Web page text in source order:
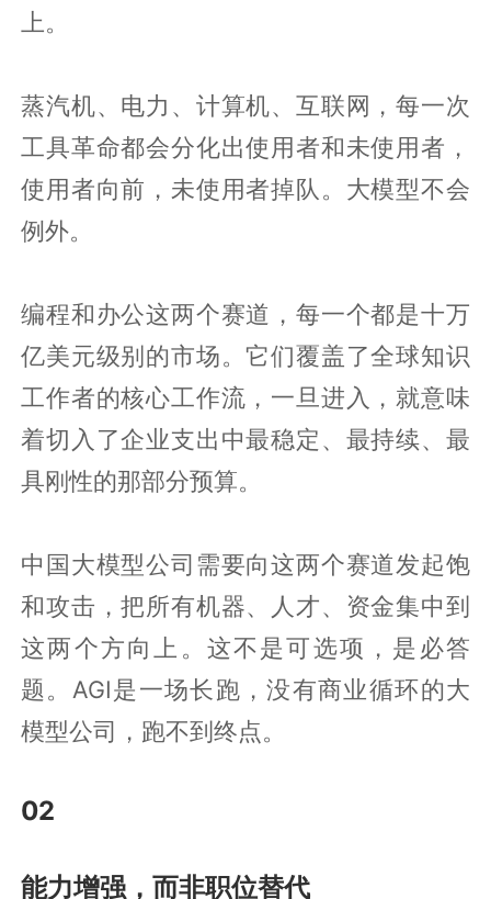
上。
蒸汽机、电力、计算机、互联网，每一次
工具革命都会分化出使用者和未使用者，
使用者向前，未使用者掉队。大模型不会
例外。
编程和办公这两个赛道，每一个都是十万
亿美元级别的市场。它们覆盖了全球知识
工作者的核心工作流，一旦进入，就意味
着切入了企业支出中最稳定、最持续、最
具刚性的那部分预算。
中国大模型公司需要向这两个赛道发起饱
和攻击，把所有机器、人才、资金集中到
这两个方向上。这不是可选项，是必答
题。AGI是一场长跑，没有商业循环的大
模型公司，跑不到终点。
02
能力增强，而非职位替代